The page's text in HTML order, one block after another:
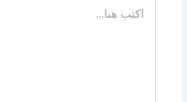
هنا...